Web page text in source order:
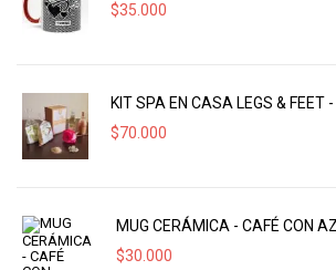
$35.000
KIT SPA EN CASA LEGS & FEET
$70.000
MUG CERÁMICA - CAFÉ CON
$30.000